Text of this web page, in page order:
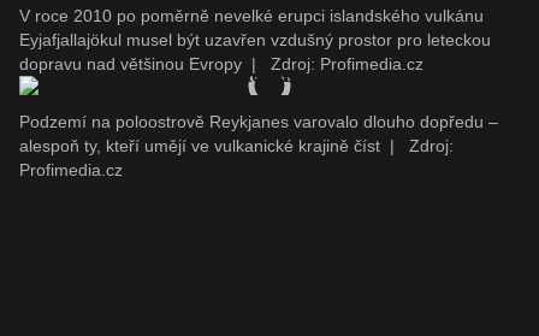
V roce 2010 po poměrně nevelké erupci islandského vulkánu
Eyjafjallajökul musel být uzavřen vzdušný prostor pro leteckou
dopravu nad většinou Evropy | Zdroj: Profimedia.cz
Podzemí na poloostrově Reykjanes varovalo dlouho dopředu –
alespoň ty, kteří umějí ve vulkanické krajině číst |
Zdroj:
Profimedia.cz